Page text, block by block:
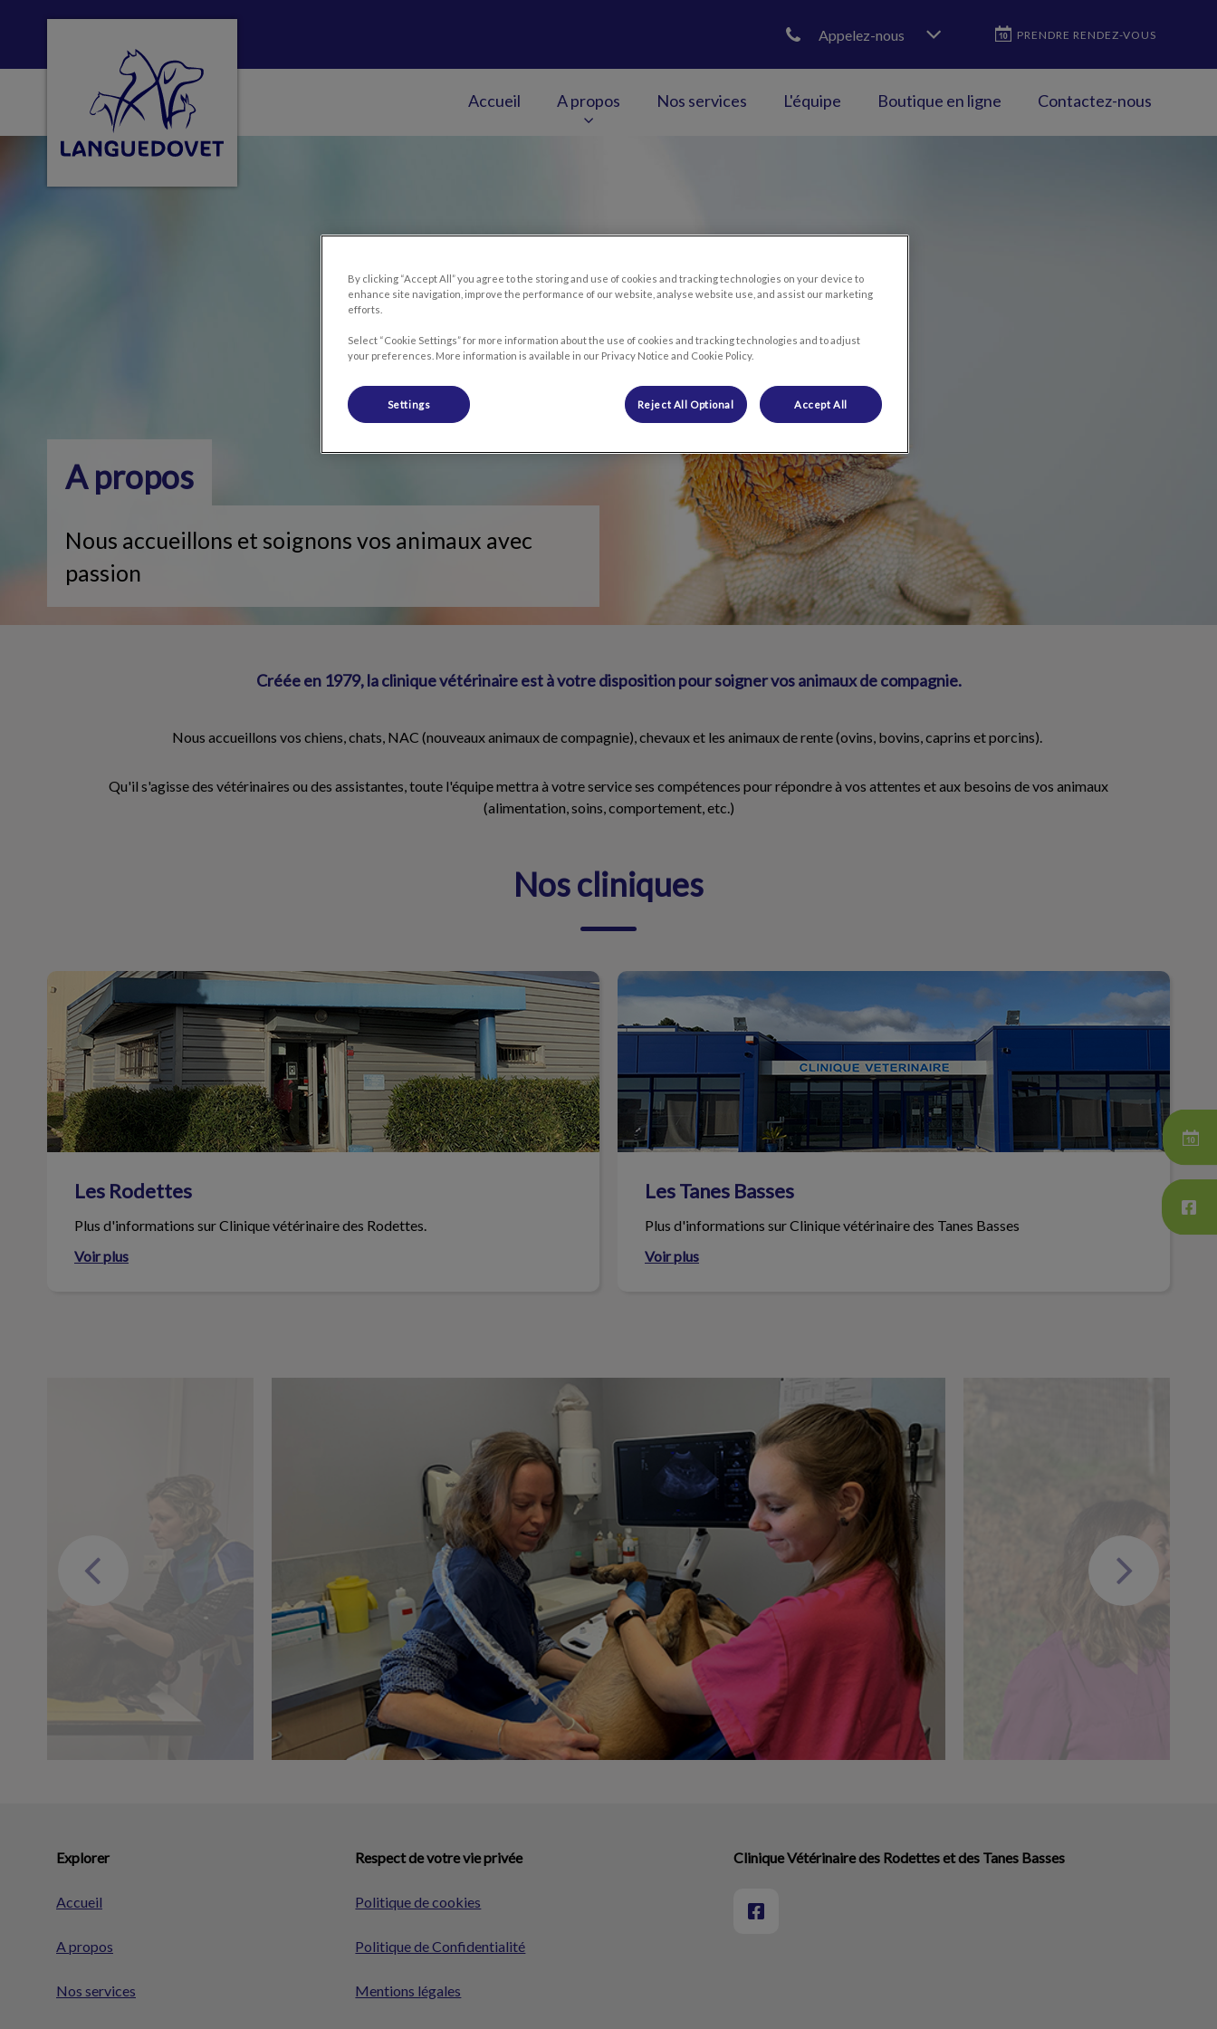
Page d'accueil de Clinique vétérinaire Languedovet
Appelez-nous PRENDRE RENDEZ-VOUS
Accueil A propos Nos services L'équipe Boutique en ligne Contactez-nous
A propos
Nous accueillons et soignons vos animaux avec
passion
Créée en 1979, la clinique vétérinaire est à votre disposition pour soigner vos animaux de compagnie.
Nous accueillons vos chiens, chats, NAC (nouveaux animaux de compagnie), chevaux et les animaux de rente (ovins, bovins, caprins et porcins).
Qu'il s'agisse des vétérinaires ou des assistantes, toute l'équipe mettra à votre service ses compétences pour répondre à vos attentes et aux besoins de vos animaux
(alimentation, soins, comportement, etc.)
Nos cliniques
Les Rodettes
Les Rodettes
Plus d'informations sur Clinique vétérinaire des Rodettes.
Voir plus
Les Tanes Basses
Les Tanes Basses
Plus d'informations sur Clinique vétérinaire des Tanes Basses
Voir plus
Explorer
Accueil
A propos
Nos services
Respect de votre vie privée
Politique de cookies
Politique de Confidentialité
Mentions légales
Clinique Vétérinaire des Rodettes et des Tanes Basses
By clicking “Accept All” you agree to the storing and use of cookies and tracking technologies on your device to
enhance site navigation, improve the performance of our website, analyse website use, and assist our marketing
efforts.
Select “Cookie Settings” for more information about the use of cookies and tracking technologies and to adjust
your preferences. More information is available in our Privacy Notice and Cookie Policy.
Settings Reject All Optional Accept All